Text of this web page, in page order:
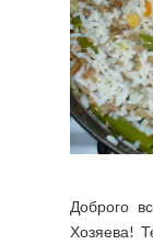
Доброго
Хозяева!